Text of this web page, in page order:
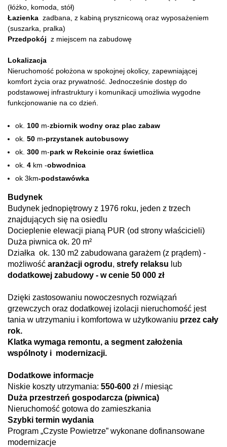
(łóżko, komoda, stół)
Łazienka zadbana, z kabiną prysznicową oraz wyposażeniem
(suszarka, pralka)
Przedpokój z miejscem na zabudowę
Lokalizacja
Nieruchomość położona w spokojnej okolicy, zapewniającej
komfort życia oraz prywatność. Jednocześnie dostęp do
podstawowej infrastruktury i komunikacji umożliwia wygodne
funkcjonowanie na co dzień.
ok. 100 m-zbiornik wodny oraz plac zabaw
ok. 50 m-przystanek autobusowy
ok. 300 m-park w Rekcinie oraz świetlica
ok. 4 km -obwodnica
ok 3km-podstawówka
Budynek
Budynek jednopiętrowy z 1976 roku, jeden z trzech
znajdujących się na osiedlu
Docieplenie elewacji pianą PUR (od strony właścicieli)
Duża piwnica ok. 20 m²
Działka ok. 130 m2 zabudowana garażem (z prądem) -
możliwość aranżacji ogrodu, strefy relaksu lub
dodatkowej zabudowy - w cenie 50 000 zł
Dzięki zastosowaniu nowoczesnych rozwiązań
grzewczych oraz dodatkowej izolacji nieruchomość jest
tania w utrzymaniu i komfortowa w użytkowaniu przez cały
rok.
Klatka wymaga remontu, a segment założenia
wspólnoty i modernizacji.
Dodatkowe informacje
Niskie koszty utrzymania: 550-600 zł / miesiąc
Duża przestrzeń gospodarcza (piwnica)
Nieruchomość gotowa do zamieszkania
Szybki termin wydania
Program „Czyste Powietrze” wykonane dofinansowane
modernizacje